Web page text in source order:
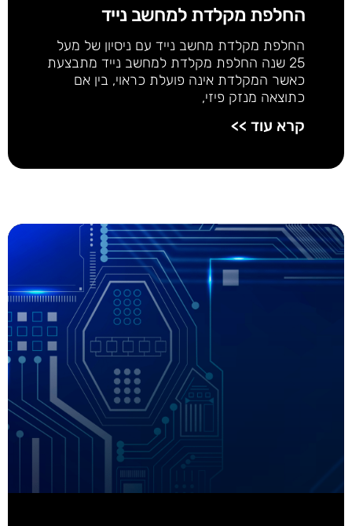
החלפת מקלדת למחשב נייד
החלפת מקלדת מחשב נייד עם ניסיון של מעל
25 שנה החלפת מקלדת למחשב נייד מתבצעת
כאשר המקלדת אינה פועלת כראוי, בין אם
כתוצאה מנזק פיזי,
קרא עוד >>